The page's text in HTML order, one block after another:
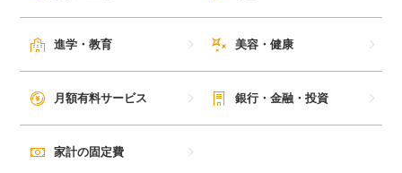
進学・教育 美容・健康
月額有料サービス 銀行・金融・投資
家計の固定費